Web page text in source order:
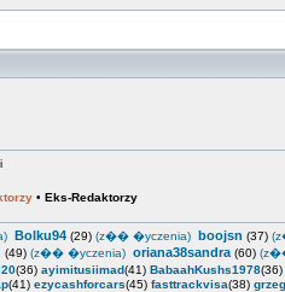
• Eks-Redaktorzy
Bolku94 (29) (z�� �yczenia) boojsn (37)
(49) (z�� �yczenia) oriana38sandra (60)
(36) ayimitusiimad(41) BabaahKushs1978(36)
(41) ezycashforcars(45) fasttrackvisa(38)